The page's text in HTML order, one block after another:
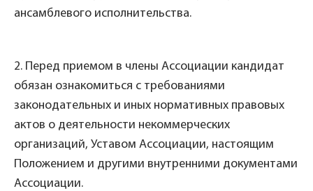
ансамблевого исполнительства.
2. Перед приемом в члены Ассоциации кандидат
обязан ознакомиться с требованиями
законодательных и иных нормативных правовых
актов о деятельности некоммерческих
организаций, Уставом Ассоциации, настоящим
Положением и другими внутренними документами
Ассоциации.